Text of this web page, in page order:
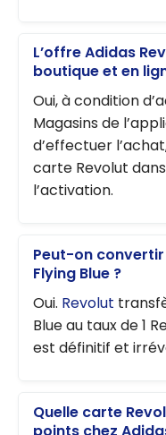
L’offre Adidas
boutique et en
Oui, à condition
Magasins de
d’effectuer
carte Revolut
l’activation.
Peut-on convertir
Flying Blue ?
Oui. Revolut
Blue au taux de 1
est définitif et
Quelle carte
points chez